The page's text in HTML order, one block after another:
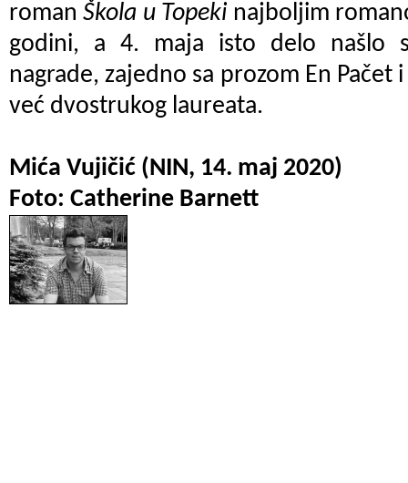
romanŠkola u Topeki najboljim
godini, a 4. maja isto delo našlo
nagrade, zajedno sa prozom En Pačet
već dvostrukog laureata.
Mića Vujičić (NIN, 14. maj 2020)
Foto: Catherine Barnett